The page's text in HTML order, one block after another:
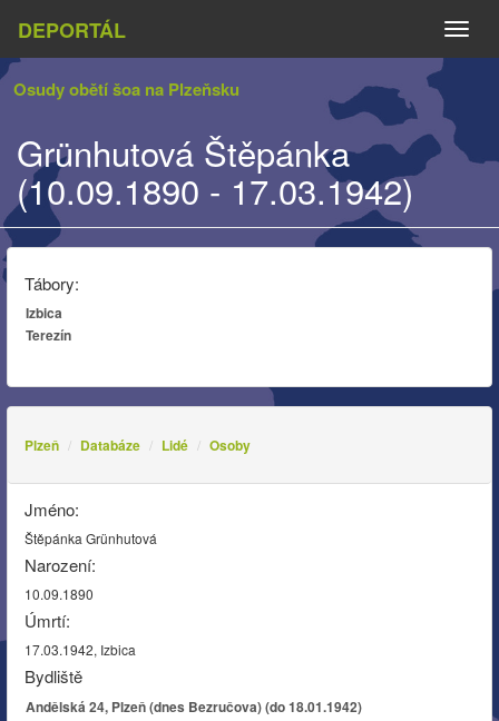
DEPORTÁL
Osudy obětí šoa na Plzeňsku
Grünhutová Štěpánka
(10.09.1890 - 17.03.1942)
Tábory:
Izbica
Terezín
Plzeň Databáze Lidé Osoby
Jméno:
Štěpánka Grünhutová
Narození:
10.09.1890
Úmrtí:
17.03.1942, Izbica
Bydliště
Andělská 24, Plzeň (dnes Bezručova) (do 18.01.1942)